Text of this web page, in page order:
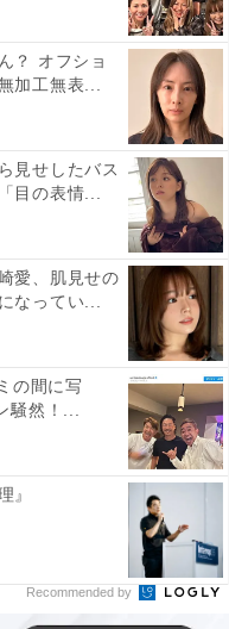
？ オフショ
加工無表...
見せしたバス
目の表情...
愛、肌見せの
なってい...
の間に写
騒然！...
』
Recommended by